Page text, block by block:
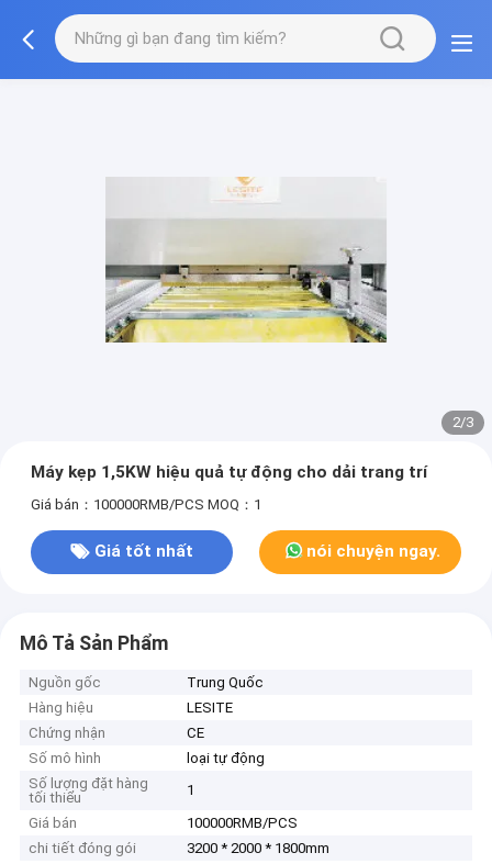
2/3
Máy kẹp 1,5KW hiệu quả tự động cho dải trang trí
Giá bán：100000RMB/PCS MOQ：1
Giá tốt nhất nói chuyện ngay.
Mô Tả Sản Phẩm
Nguồn gốc
Trung Quốc
Hàng hiệu
LESITE
Chứng nhận
CE
Số mô hình
loại tự động
Số lượng đặt hàng
tối thiểu
1
Giá bán
100000RMB/PCS
chi tiết đóng gói
3200 * 2000 * 1800mm